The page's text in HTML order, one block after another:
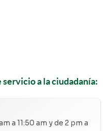
a la ciudadanía:
a 11:50 am y de 2 pm a